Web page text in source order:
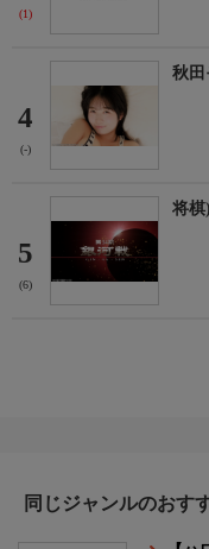
(1)
4
(-)
秋田
5
(6)
将棋
同じジャンルのおす